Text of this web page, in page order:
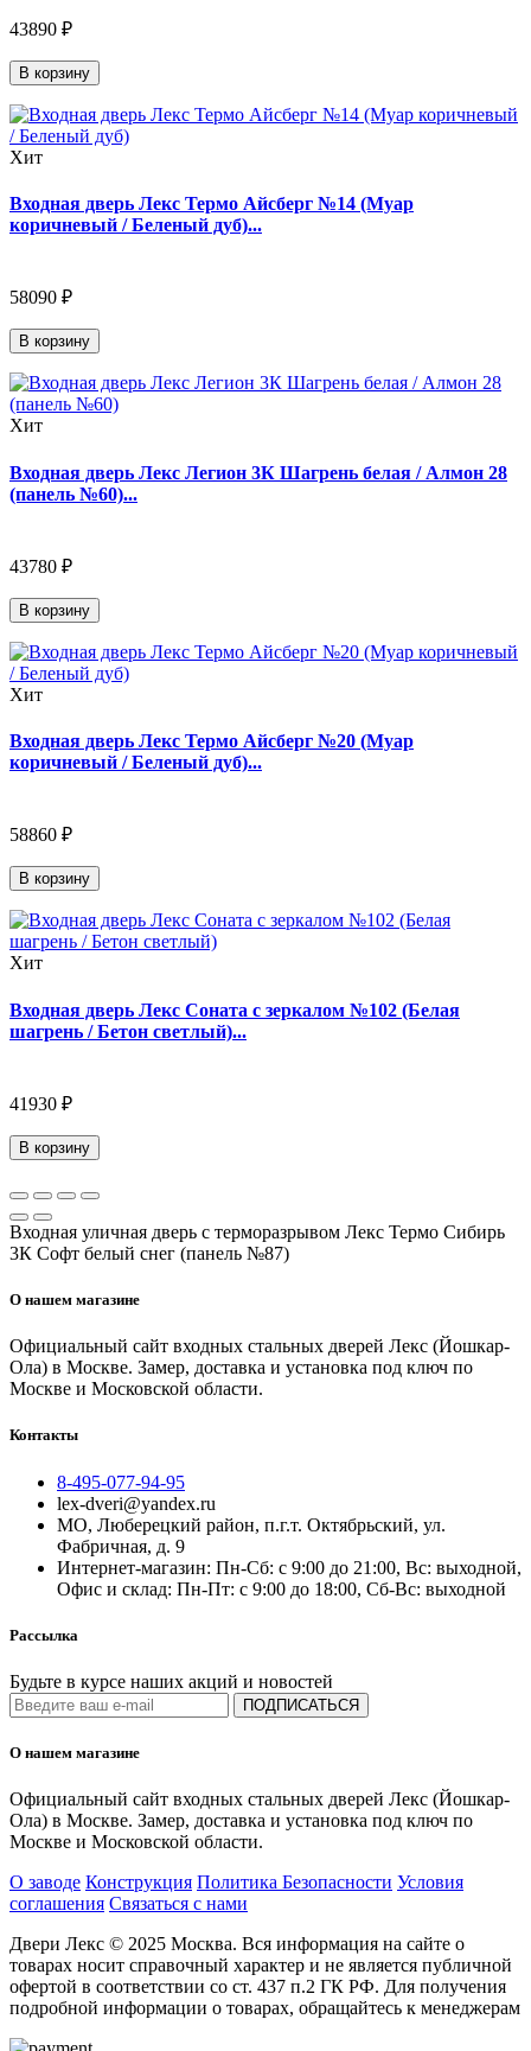
43890 ₽
В корзину
Хит
Входная дверь Лекс Термо Айсберг №14 (Муар
коричневый / Беленый дуб)...
58090 ₽
В корзину
Хит
Входная дверь Лекс Легион 3К Шагрень белая / Алмон 28
(панель №60)...
43780 ₽
В корзину
Хит
Входная дверь Лекс Термо Айсберг №20 (Муар
коричневый / Беленый дуб)...
58860 ₽
В корзину
Хит
Входная дверь Лекс Соната с зеркалом №102 (Белая
шагрень / Бетон светлый)...
41930 ₽
В корзину
Входная уличная дверь с терморазрывом Лекс Термо Сибирь
3К Софт белый снег (панель №87)
О нашем магазине
Официальный сайт входных стальных дверей Лекс (Йошкар-
Ола) в Москве. Замер, доставка и установка под ключ по
Москве и Московской области.
Контакты
8-495-077-94-95
lex-dveri@yandex.ru
МО, Люберецкий район, п.г.т. Октябрьский, ул.
Фабричная, д. 9
Интернет-магазин: Пн-Сб: с 9:00 до 21:00, Вс: выходной,
Офис и склад: Пн-Пт: с 9:00 до 18:00, Сб-Вс: выходной
Рассылка
Будьте в курсе наших акций и новостей
ПОДПИСАТЬСЯ
О нашем магазине
Официальный сайт входных стальных дверей Лекс (Йошкар-
Ола) в Москве. Замер, доставка и установка под ключ по
Москве и Московской области.
О заводе Конструкция Политика Безопасности Условия
соглашения Связаться с нами
Двери Лекс © 2025 Москва. Вся информация на сайте о
товарах носит справочный характер и не является публичной
офертой в соответствии со ст. 437 п.2 ГК РФ. Для получения
подробной информации о товарах, обращайтесь к менеджерам